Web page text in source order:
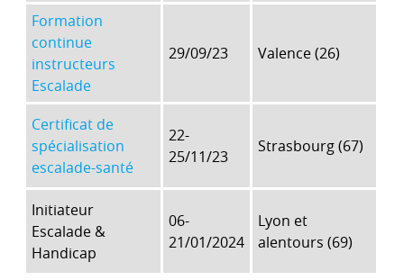
Formation
continue
instructeurs
Escalade
29/09/23 Valence (26)
Certificat de
spécialisation
escalade-santé
22-
25/11/23
Strasbourg (67)
Initiateur
Escalade &
Handicap
06-
21/01/2024
Lyon et
alentours (69)